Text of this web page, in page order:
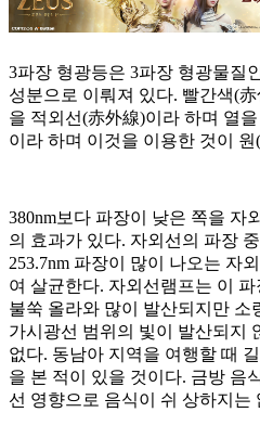
3파장 형광등은 3파장 형광물질
성분으로 이뤄져 있다. 빨간색(
을 적외선(赤外線)이라 하며 열
이라 하며 이것을 이용한 것이
380nm보다 파장이 낮은 쪽을 자
의 효과가 있다. 자외선의 파장
253.7nm 파장이 많이 나오는 자
여 살균한다. 자외선램프는 이
불쑥 올라와 많이 발산되지만 소
가시광선 범위의 빛이 발산되지
없다. 동남아 지역을 여행할 때
을 본 적이 있을 것이다. 금방 음
선 영향으로 음식이 쉬 상하지는